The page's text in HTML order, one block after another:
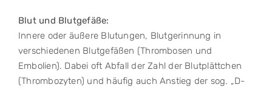
Blut und Blutgefäße:
Innere oder äußere Blutungen, Blutgerinnung in
verschiedenen Blutgefäßen (Thrombosen und
Embolien). Dabei oft Abfall der Zahl der Blutplättchen
(Thrombozyten) und häufig auch Anstieg der sog. „D-